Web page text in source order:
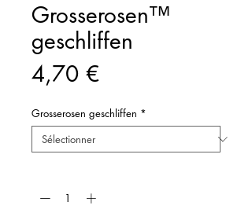
Grosserosen™
geschliffen
4,70 €Prix
Grosserosen geschliffen *